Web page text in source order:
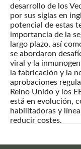
desarrollo de los
por sus siglas en
potencial de estas
importancia de la
largo plazo, así
se abordaron
viral y la
la fabricación y la
aprobaciones
Reino Unido y los
está en evolución,
habilitadoras y
reducir costes.